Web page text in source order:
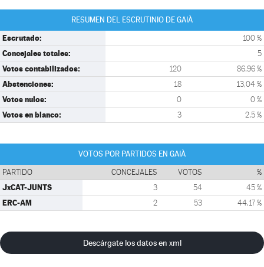
RESUMEN DEL ESCRUTINIO DE GAIÀ
Escrutado: 100 %
Concejales totales: 5
Votos contabilizados: 120 86,96 %
Abstenciones: 18 13,04 %
Votos nulos: 0 0 %
Votos en blanco: 3 2,5 %
VOTOS POR PARTIDOS EN GAIÀ
PARTIDO CONCEJALES VOTOS %
JxCAT-JUNTS 3 54 45 %
ERC-AM 2 53 44,17 %
Descárgate los datos en xml